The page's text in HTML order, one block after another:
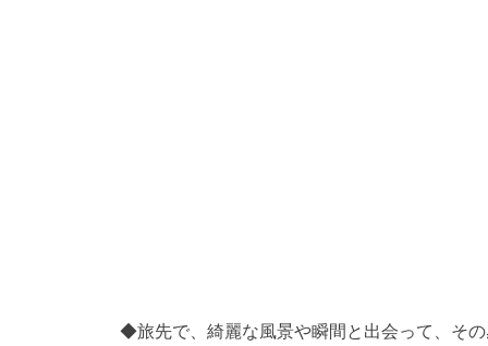
◆旅先で、綺麗な風景や瞬間と出会って、そ